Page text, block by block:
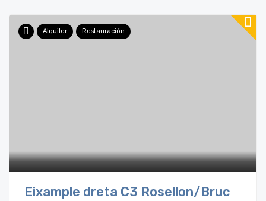
Alquiler Restauración
Eixample dreta C3 Rosellon/Bruc